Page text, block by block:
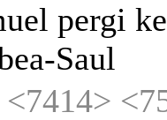
pergi ke
Saul
<7414>